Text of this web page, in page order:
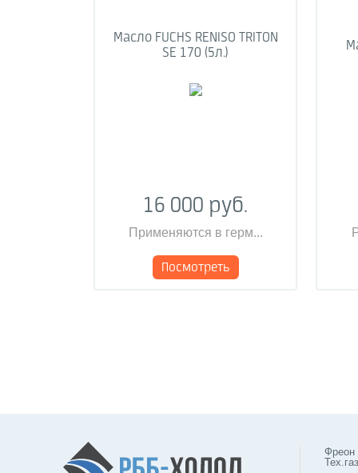
Масло FUCHS RENISO TRITON
SE 170 (5л.)
16 000 руб.
Применяются в герм...
Посмотреть
Фреон